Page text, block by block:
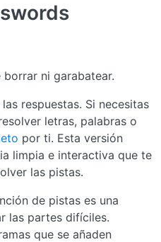
ni garabatear.
respuestas. Si necesitas
letras, palabras o
por ti. Esta versión
limpia e interactiva que te
las pistas.
de pistas es una
las partes difíciles.
que se añaden